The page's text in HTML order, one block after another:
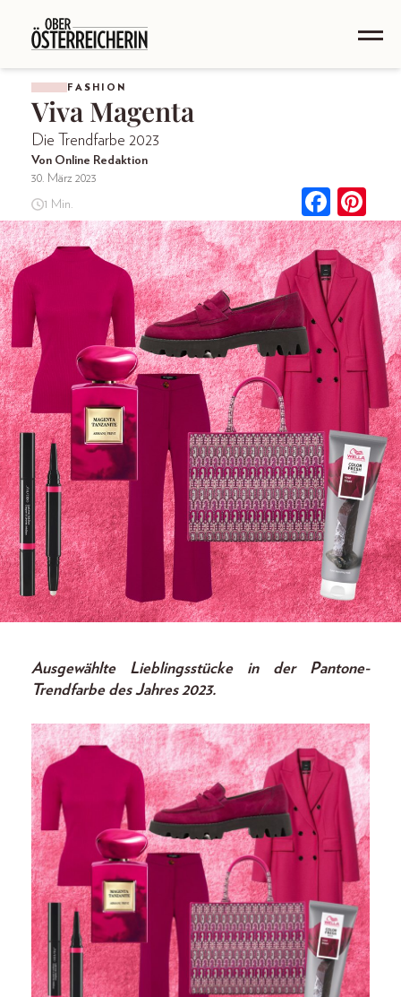
FASHION
Viva Magenta
Die Trendfarbe 2023
Von Online Redaktion
30. März 2023
1 Min.
Ausgewählte Lieblingsstücke in der Pantone-
Trendfarbe des Jahres 2023.